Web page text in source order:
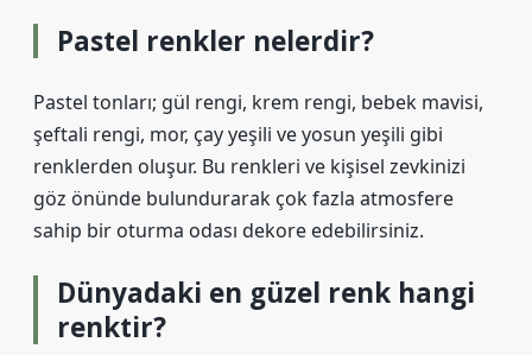
Pastel renkler nelerdir?
Pastel tonları; gül rengi, krem ​​rengi, bebek mavisi,
şeftali rengi, mor, çay yeşili ve yosun yeşili gibi
renklerden oluşur. Bu renkleri ve kişisel zevkinizi
göz önünde bulundurarak çok fazla atmosfere
sahip bir oturma odası dekore edebilirsiniz.
Dünyadaki en güzel renk hangi
renktir?